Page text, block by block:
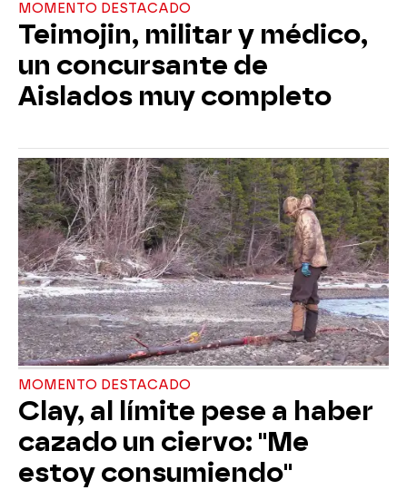
MOMENTO DESTACADO
Teimojin, militar y médico,
un concursante de
Aislados muy completo
MOMENTO DESTACADO
Clay, al límite pese a haber
cazado un ciervo: "Me
estoy consumiendo"